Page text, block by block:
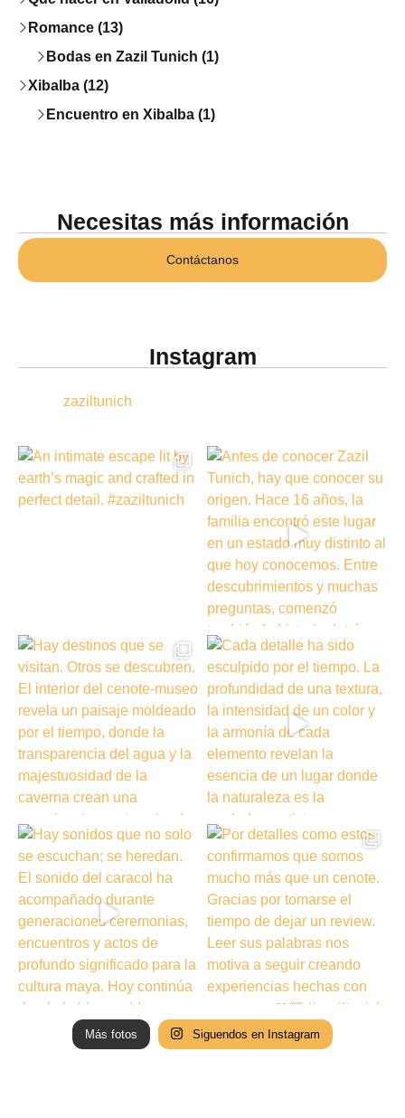
Romance (13)
Bodas en Zazil Tunich (1)
Xibalba (12)
Encuentro en Xibalba (1)
Necesitas más información
Contáctanos
Instagram
zaziltunich
Más fotos Siguendos en Instagram